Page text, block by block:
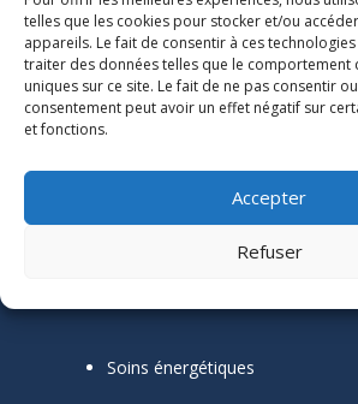
telles que les cookies pour stocker et/ou
appareils. Le fait de consentir à ces
traiter des données telles que le comportement
uniques sur ce site. Le fait de ne pas consentir
consentement peut avoir un effet négatif sur
et fonctions.
Accepter
Refuser
conçus pour harmoniser votre
votre équilibre.
 Informations Légales
Mentions Légales
Soins énergétiques